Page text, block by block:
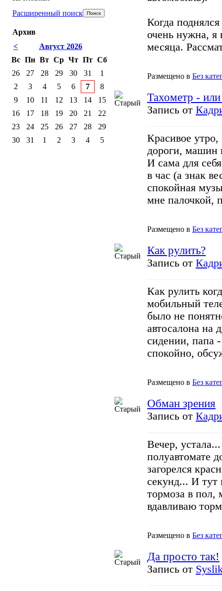
Когда
очень нужна, я
месяца.
Размещено в Без
Тахометр -
Запись от
Красивое
дороги, машин
И сама для
в час (а знак
спокойная
мне палочкой,
Размещено в Без
Как рулить?
Запись от
Как рулить
мобильный
было не
автосалона на
сидении, папа
спокойно,
Размещено в Без
Обман зрения
Запись от
Вечер,
полуавтомате
загорелся
секунд... И тут
тормоза в пол,
вдавливаю
Размещено в Без
Да просто так!
Запись от
Расширенный поиск
Архив
<
Август 2026
Вс Пн Вт Ср Чт Пт Сб
26
27 28 29 30 31
1
2
3 4 5 6 7
8
9
10 11 12 13 14
15
16
17 18 19 20 21
22
23
24 25 26 27 28
29
30
31 1 2 3 4 5